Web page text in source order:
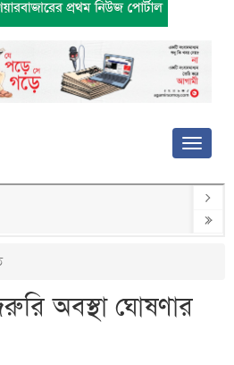
অবস্থা ঘোষণার